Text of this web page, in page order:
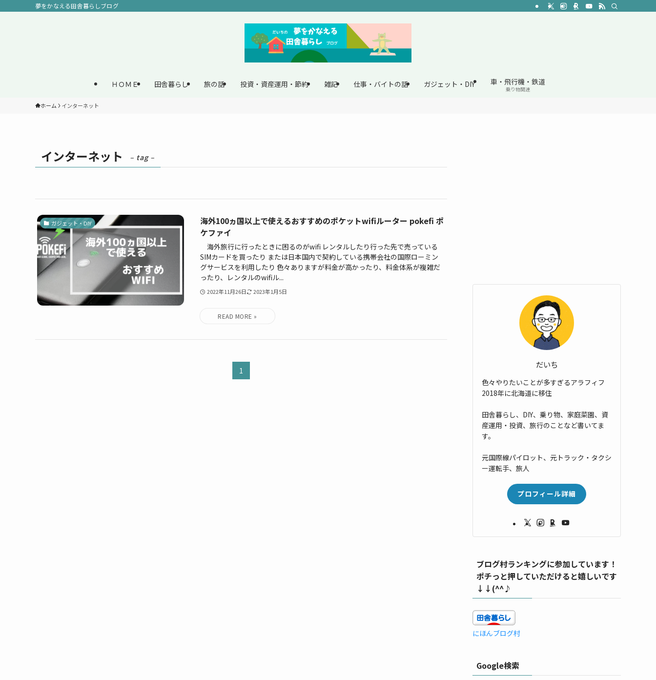
夢をかなえる田舎暮らしブログ
ＨＯＭＥ 田舎暮らし 旅の話 投資・資産運用・節約 雑記 仕事・バイトの話 ガジェット・DIY 車・飛行機・鉄道
乗り物関連
ホーム インターネット
インターネット – tag –
ガジェット・DIY
海外100ヵ国以上で使えるおすすめのポケットwifiルーター pokefi ポ
ケファイ
海外旅行に行ったときに困るのがwifi レンタルしたり行った先で売っている
SIMカードを買ったり または日本国内で契約している携帯会社の国際ローミン
グサービスを利用したり 色々ありますが料金が高かったり、料金体系が複雑だ
ったり、レンタルのwifiル...
2022年11月26日 2023年1月5日
1
だいち
色々やりたいことが多すぎるアラフィフ
2018年に北海道に移住
田舎暮らし、DIY、乗り物、家庭菜園、資
産運用・投資、旅行のことなど書いてま
す。
元国際線パイロット、元トラック・タクシ
ー運転手、旅人
プロフィール詳細
ブログ村ランキングに参加しています！
ポチっと押していただけると嬉しいです
↓↓(^^♪
にほんブログ村
Google検索